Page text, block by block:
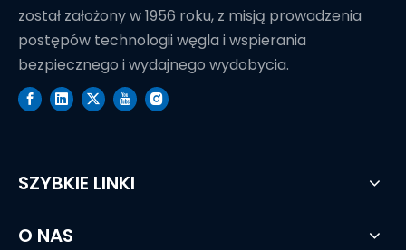
został założony w 1956 roku, z misją prowadzenia
postępów technologii węgla i wspierania
bezpiecznego i wydajnego wydobycia.
SZYBKIE LINKI
O NAS